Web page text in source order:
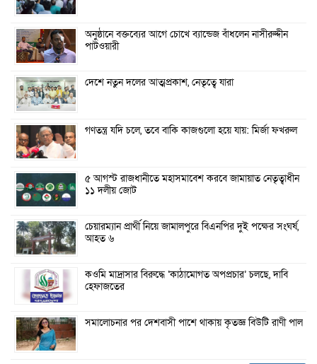
অনুষ্ঠানে বক্তব্যের আগে চোখে ব্যান্ডেজ বাঁধলেন নাসীরুদ্দীন
পাটওয়ারী
দেশে নতুন দলের আত্মপ্রকাশ, নেতৃত্বে যারা
গণতন্ত্র যদি চলে, তবে বাকি কাজগুলো হয়ে যায়: মির্জা ফখরুল
৫ আগস্ট রাজধানীতে মহাসমাবেশ করবে জামায়াত নেতৃত্বাধীন
১১ দলীয় জোট
চেয়ারম্যান প্রার্থী নিয়ে জামালপুরে বিএনপির দুই পক্ষের সংঘর্ষ,
আহত ৬
কওমি মাদ্রাসার বিরুদ্ধে ‘কাঠামোগত অপপ্রচার’ চলছে, দাবি
হেফাজতের
সমালোচনার পর দেশবাসী পাশে থাকায় কৃতজ্ঞ বিউটি রাণী পাল